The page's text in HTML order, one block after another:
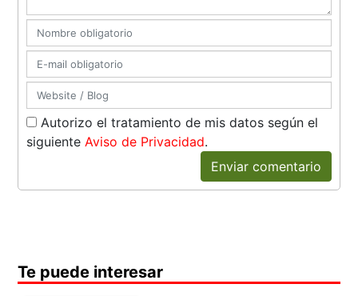
Autorizo el tratamiento de mis datos según el
siguienteAviso de Privacidad.
Enviar comentario
Te puede interesar